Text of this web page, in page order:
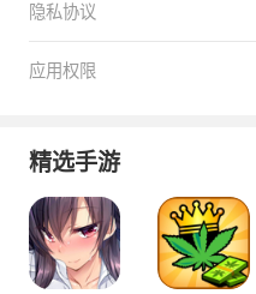
隐私协议
应用权限
精选手游